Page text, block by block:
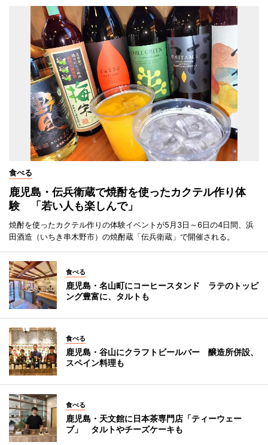
食べる
鹿児島・伝兵衛蔵で焼酎を使ったカクテル作り体
験 「若い人も楽しんで」
焼酎を使ったカクテル作りの体験イベントが5月3日～6日の4日間、浜
田酒造（いちき串木野市）の焼酎蔵「伝兵衛蔵」で開催される。
食べる
鹿児島・名山町にコーヒースタンド ラテのトッピ
ング豊富に、タルトも
食べる
鹿児島・谷山にクラフトビールバー 醸造所併設、
スペイン料理も
食べる
鹿児島・天文館に日本茶専門店「ティーウェー
ブ」 タルトやチーズケーキも